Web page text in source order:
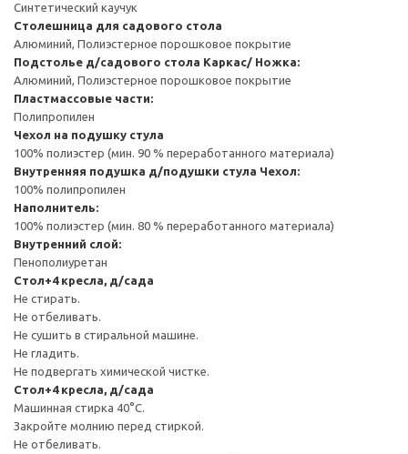
Синтетический каучук
Столешница для садового стола
Алюминий, Полиэстерное порошковое покрытие
Подстолье д/садового стола Каркас/ Ножка:
Алюминий, Полиэстерное порошковое покрытие
Пластмассовые части:
Полипропилен
Чехол на подушку стула
100% полиэстер (мин. 90 % переработанного материала)
Внутренняя подушка д/подушки стула Чехол:
100% полипропилен
Наполнитель:
100% полиэстер (мин. 80 % переработанного материала)
Внутренний слой:
Пенополиуретан
Стол+4 кресла, д/сада
Не стирать.
Не отбеливать.
Не сушить в стиральной машине.
Не гладить.
Не подвергать химической чистке.
Стол+4 кресла, д/сада
Машинная стирка 40°С.
Закройте молнию перед стиркой.
Не отбеливать.